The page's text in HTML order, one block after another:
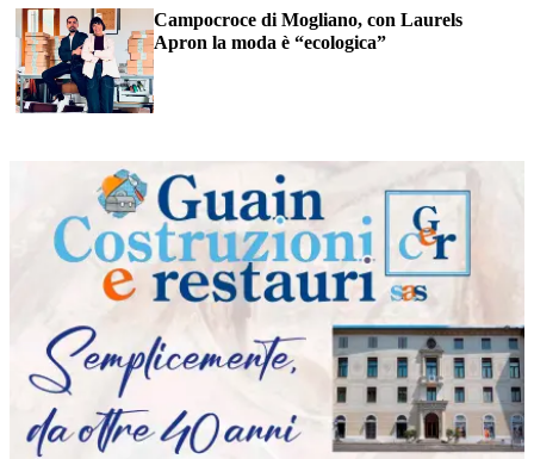
Campocroce di Mogliano, con Laurels
Apron la moda è “ecologica”